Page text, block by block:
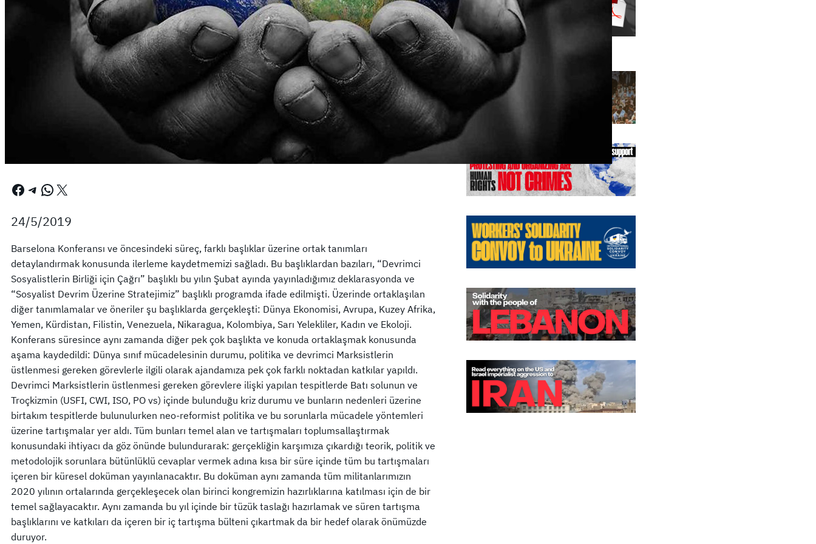
Facebook Telegram WhatsApp X
24/5/2019
Barselona Konferansı ve öncesindeki süreç, farklı başlıklar üzerine ortak tanımları
detaylandırmak konusunda ilerleme kaydetmemizi sağladı. Bu başlıklardan bazıları, “Devrimci
Sosyalistlerin Birliği için Çağrı” başlıklı bu yılın Şubat ayında yayınladığımız deklarasyonda ve
“Sosyalist Devrim Üzerine Stratejimiz” başlıklı programda ifade edilmişti. Üzerinde ortaklaşılan
diğer tanımlamalar ve öneriler şu başlıklarda gerçekleşti: Dünya Ekonomisi, Avrupa, Kuzey Afrika,
Yemen, Kürdistan, Filistin, Venezuela, Nikaragua, Kolombiya, Sarı Yelekliler, Kadın ve Ekoloji.
Konferans süresince aynı zamanda diğer pek çok başlıkta ve konuda ortaklaşmak konusunda
aşama kaydedildi: Dünya sınıf mücadelesinin durumu, politika ve devrimci Marksistlerin
üstlenmesi gereken görevlerle ilgili olarak ajandamıza pek çok farklı noktadan katkılar yapıldı.
Devrimci Marksistlerin üstlenmesi gereken görevlere ilişki yapılan tespitlerde Batı solunun ve
Troçkizmin (USFI, CWI, ISO, PO vs) içinde bulunduğu kriz durumu ve bunların nedenleri üzerine
birtakım tespitlerde bulunulurken neo-reformist politika ve bu sorunlarla mücadele yöntemleri
üzerine tartışmalar yer aldı. Tüm bunları temel alan ve tartışmaları toplumsallaştırmak
konusundaki ihtiyacı da göz önünde bulundurarak: gerçekliğin karşımıza çıkardığı teorik, politik ve
metodolojik sorunlara bütünlüklü cevaplar vermek adına kısa bir süre içinde tüm bu tartışmaları
içeren bir küresel doküman yayınlanacaktır. Bu doküman aynı zamanda tüm militanlarımızın
2020 yılının ortalarında gerçekleşecek olan birinci kongremizin hazırlıklarına katılması için de bir
temel sağlayacaktır. Aynı zamanda bu yıl içinde bir tüzük taslağı hazırlamak ve süren tartışma
başlıklarını ve katkıları da içeren bir iç tartışma bülteni çıkartmak da bir hedef olarak önümüzde
duruyor.
Previous editions